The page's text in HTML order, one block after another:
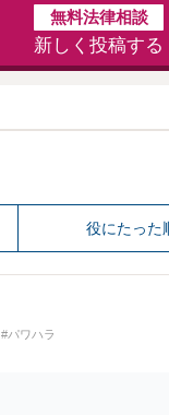
無料法律相談
新しく投稿する
役にたった
#パワハラ